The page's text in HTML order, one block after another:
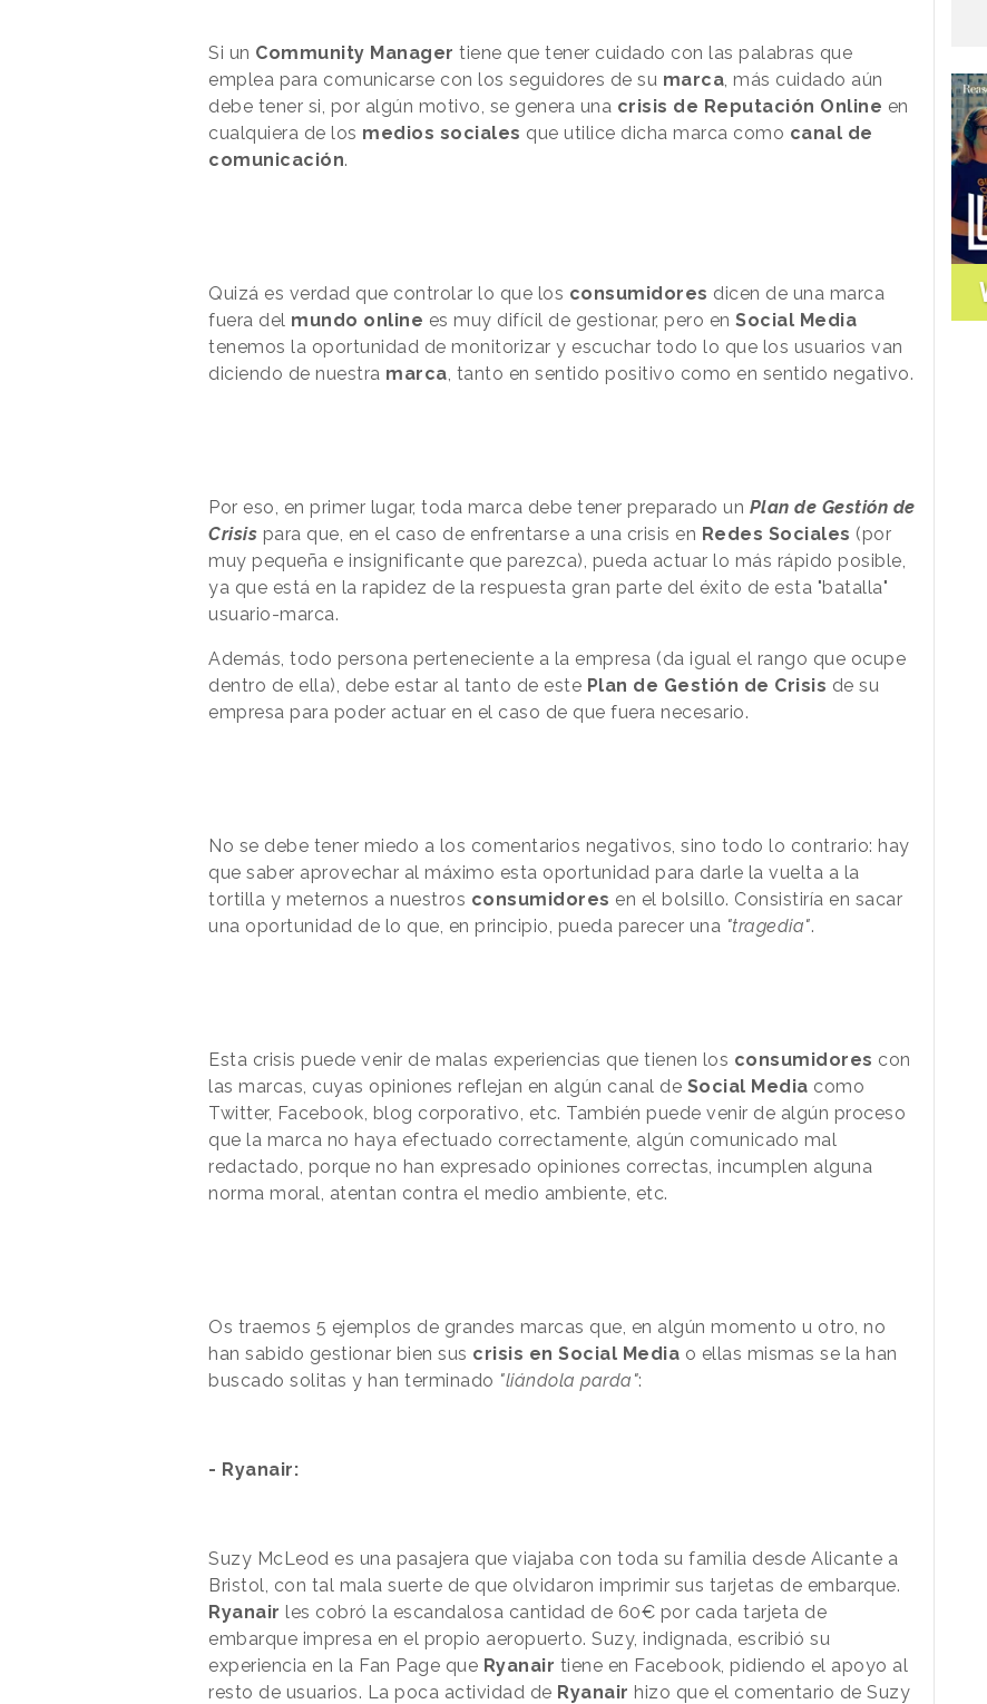
Si un Community Manager tiene que tener cuidado con las palabras que
emplea para comunicarse con los seguidores de su marca , más cuidado aún
debe tener si, por algún motivo, se genera una crisis de Reputación Online en
cualquiera de los medios sociales que utilice dicha marca como canal de
comunicación.
Quizá es verdad que controlar lo que los consumidores dicen de una marca
fuera del mundo online es muy difícil de gestionar, pero en Social Media
tenemos la oportunidad de monitorizar y escuchar todo lo que los usuarios van
diciendo de nuestra marca , tanto en sentido positivo como en sentido negativo.
Por eso, en primer lugar, toda marca debe tener preparado un Plan de Gestión de
Crisis para que, en el caso de enfrentarse a una crisis en Redes Sociales (por
muy pequeña e insignificante que parezca), pueda actuar lo más rápido posible,
ya que está en la rapidez de la respuesta gran parte del éxito de esta "batalla"
usuario-marca.
Además, todo persona perteneciente a la empresa (da igual el rango que ocupe
dentro de ella), debe estar al tanto de este Plan de Gestión de Crisis de su
empresa para poder actuar en el caso de que fuera necesario.
No se debe tener miedo a los comentarios negativos, sino todo lo contrario: hay
que saber aprovechar al máximo esta oportunidad para darle la vuelta a la
tortilla y meternos a nuestros consumidores en el bolsillo. Consistiría en sacar
una oportunidad de lo que, en principio, pueda parecer una "tragedia".
Esta crisis puede venir de malas experiencias que tienen los consumidores con
las marcas, cuyas opiniones reflejan en algún canal de Social Media como
Twitter, Facebook, blog corporativo, etc. También puede venir de algún proceso
que la marca no haya efectuado correctamente, algún comunicado mal
redactado, porque no han expresado opiniones correctas, incumplen alguna
norma moral, atentan contra el medio ambiente, etc.
Os traemos 5 ejemplos de grandes marcas que, en algún momento u otro, no
han sabido gestionar bien sus crisis en Social Media o ellas mismas se la han
buscado solitas y han terminado "liándola parda":
- Ryanair:
Suzy McLeod es una pasajera que viajaba con toda su familia desde Alicante a
Bristol, con tal mala suerte de que olvidaron imprimir sus tarjetas de embarque.
Ryanair les cobró la escandalosa cantidad de 60€ por cada tarjeta de
embarque impresa en el propio aeropuerto. Suzy, indignada, escribió su
experiencia en la Fan Page que Ryanair tiene en Facebook, pidiendo el apoyo al
resto de usuarios. La poca actividad de Ryanair hizo que el comentario de Suzy